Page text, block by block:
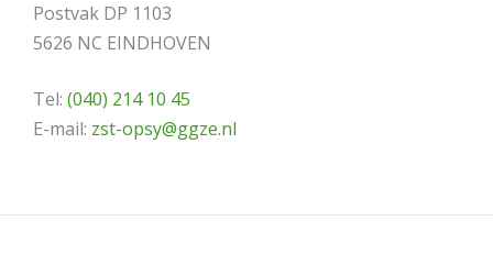
Postvak DP 1103
5626 NC EINDHOVEN
Tel: (040) 214 10 45
E-mail: zst-opsy@ggze.nl